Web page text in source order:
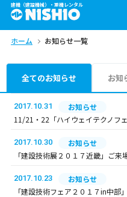
建機（建設機械）・重機レンタル
商品一覧
問合せ依頼リスト
エリ
ホーム お知らせ一覧
全てのお知らせ お知
2017.10.31
お知らせ
11/21・22「ハイウェイテクノフ
2017.10.30
お知らせ
「建設技術展２０１７近畿」ご
2017.10.23
お知らせ
「建設技術フェア２０１７in中部